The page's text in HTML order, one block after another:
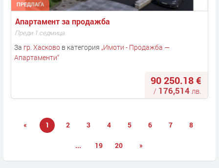
ПРЕДЛАГА
Апартамент за продажба
Преди 1 седмица
За гр. Хасковов категория „Имоти - Продажба —
Апартаменти“
90 250.18 €
/ 176,514 лв.
« 1 2 3 4 5 6 7 8
... 19 20 »